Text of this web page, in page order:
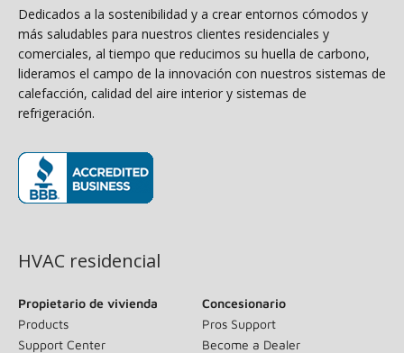
Dedicados a la sostenibilidad y a crear entornos cómodos y
más saludables para nuestros clientes residenciales y
comerciales, al tiempo que reducimos su huella de carbono,
lideramos el campo de la innovación con nuestros sistemas de
calefacción, calidad del aire interior y sistemas de
refrigeración.
HVAC residencial
Propietario de vivienda
Products
Support Center
Concesionario
Pros Support
Become a Dealer